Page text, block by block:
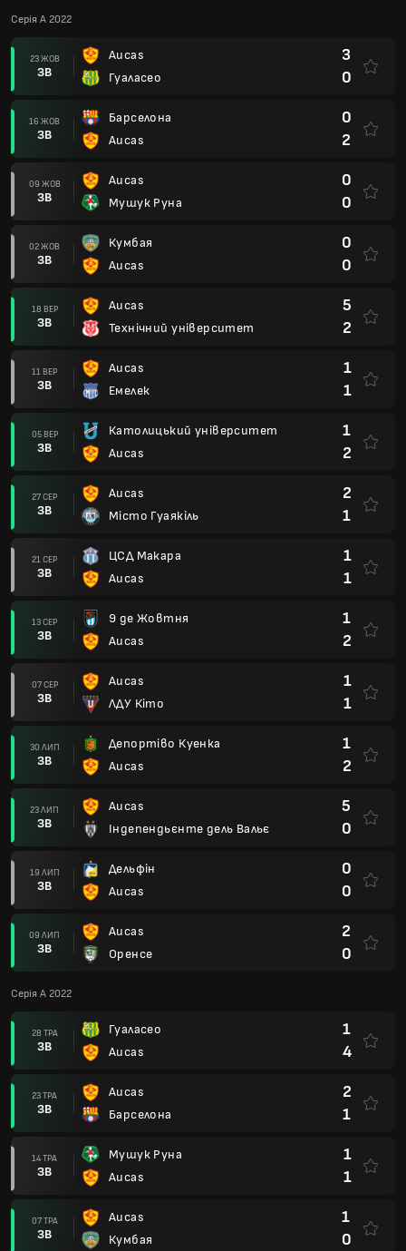
Серія А 2022
23 ЖОВ
ЗВ
Aucas
Гуаласео
3
0
16 ЖОВ
ЗВ
Барселона
Aucas
0
2
09 ЖОВ
ЗВ
Aucas
Мушук Руна
0
0
02 ЖОВ
ЗВ
Кумбая
Aucas
0
0
18 ВЕР
ЗВ
Aucas
Технічний університет
5
2
11 ВЕР
ЗВ
Aucas
Емелек
1
1
05 ВЕР
ЗВ
Католицький університет
Aucas
1
2
27 СЕР
ЗВ
Aucas
Місто Гуаякіль
2
1
21 СЕР
ЗВ
ЦСД Макара
Aucas
1
1
13 СЕР
ЗВ
9 де Жовтня
Aucas
1
2
07 СЕР
ЗВ
Aucas
ЛДУ Кіто
1
1
30 ЛИП
ЗВ
Депортіво Куенка
Aucas
1
2
23 ЛИП
ЗВ
Aucas
Індепендьєнте дель Вальє
5
0
19 ЛИП
ЗВ
Дельфін
Aucas
0
0
09 ЛИП
ЗВ
Aucas
Оренсе
2
0
Серія А 2022
28 ТРА
ЗВ
Гуаласео
Aucas
1
4
23 ТРА
ЗВ
Aucas
Барселона
2
1
14 ТРА
ЗВ
Мушук Руна
Aucas
1
1
07 ТРА
ЗВ
Aucas
Кумбая
1
0